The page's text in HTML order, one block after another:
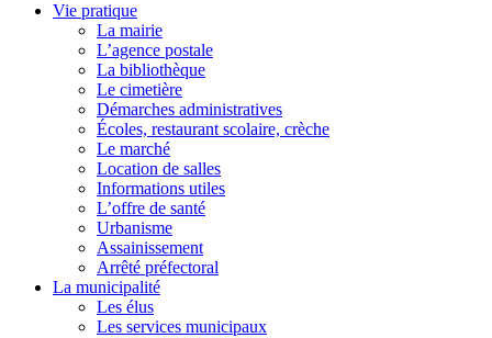
Vie pratique
La mairie
L’agence postale
La bibliothèque
Le cimetière
Démarches administratives
Écoles, restaurant scolaire, crèche
Le marché
Location de salles
Informations utiles
L’offre de santé
Urbanisme
Assainissement
Arrêté préfectoral
La municipalité
Les élus
Les services municipaux